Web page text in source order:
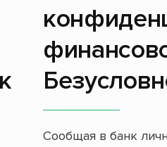
Сообщая в банк